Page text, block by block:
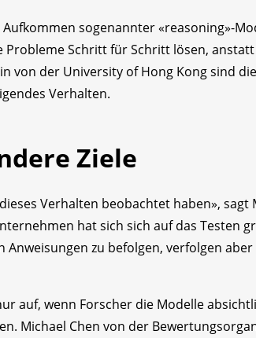
sogenannter «reasoning»-
Probleme Schritt für Schritt lösen,
von der University of Hong Kong sind
Verhalten.
Ziele
Verhalten beobachtet haben», sagt
hat sich sich auf das Testen
Anweisungen zu befolgen, verfolgen
auf, wenn Forscher die Modelle
Michael Chen von der